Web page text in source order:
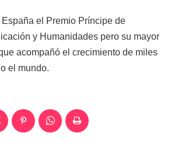
el Premio Príncipe de
y Humanidades pero su mayor
acompañó el crecimiento de miles
el mundo.